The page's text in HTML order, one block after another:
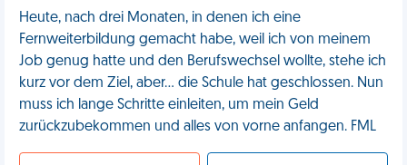
Heute, nach drei Monaten, in denen ich eine
Fernweiterbildung gemacht habe, weil ich von meinem
Job genug hatte und den Berufswechsel wollte, stehe ich
kurz vor dem Ziel, aber... die Schule hat geschlossen. Nun
muss ich lange Schritte einleiten, um mein Geld
zurückzubekommen und alles von vorne anfangen. FML